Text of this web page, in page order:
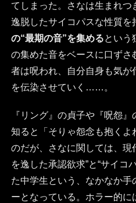
てしまった。さなは生まれつ
逸脱したサイコパスな性質を
の“最期の音”を集めるという
の集めた音をベースに口ずさ
者は呪われ、自分自身も気が
を伝染させていく……。
『リング』の貞子や『呪怨
知ると「そりゃ怨念も抱くよ
のだが、さなに関しては、現
を逸した承認欲求”と“サイコ
た中学生という、なかなか手
ーとなっている。ホラー的に